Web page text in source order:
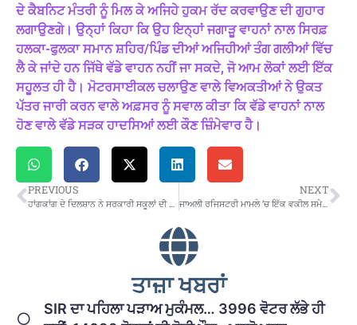
ਦੇ ਕੈਬਨਿਟ ਮੰਤਰੀ ਨੂੰ ਮਿਲ ਕੇ ਅਜਿਹੇ ਹੁਕਮ ਰੱਦ ਕਰਵਾਉਣ ਦੀ ਗੁਹਾਰ
ਲਗਾਉਣਗੇ। ਉਨ੍ਹਾਂ ਕਿਹਾ ਕਿ ਉਹ ਇਨ੍ਹਾਂਜਗਾੜੂ ਵਾਹਨਾਂ ਨਾਲ ਸਿਰਫ਼
ਹਲਕਾ-ਫੁਲਕਾ ਸਮਾਨ ਸ਼ਹਿਰ/ਪਿੰਡ ਦੀਆਂ ਅਜਿਹੀਆਂ ਤੰਗ ਗਲੀਆਂ ਵਿੱਚ
ਲੈ ਕੇ ਜਾਂਦੇ ਹਨ ਜਿੱਥੇ ਵੱਡੇ ਵਾਹਨ ਨਹੀਂ ਜਾ ਸਕਦੇ, ਜੋ ਆਮ ਲੋਕਾਂ ਲਈ ਇੱਕ
ਸਹੂਲਤ ਹੀ ਹੈ। ਮੋਟਰਸਾਈਕਲ ਚਲਾਉਣ ਵਾਲੇ ਵਿਅਕਤੀਆਂ ਨੇ ਉਕਤ
ਪੱਤਰ ਜਾਰੀ ਕਰਨ ਵਾਲੇ ਅਫ਼ਸਰ ਨੂੰ ਸਵਾਲ ਕੀਤਾ ਕਿ ਵੱਡੇ ਵਾਹਨਾਂ ਨਾਲ
ਹੋਣ ਵਾਲੇ ਵੱਡੇ ਸੜਕ ਹਾਦਸਿਆਂ ਲਈ ਕੌਣ ਜ਼ਿੰਮੇਵਾਰ ਹੈ।
PREVIOUS
ਹਾਂਗਕਾਂਗ ਦੇ ਦਿਲਸ਼ਾਨ ਨੇ ਸਰਕਾਰੀ ਸਕੂਲਾਂ ਦੀ ਬਦਲੀ ਨੁਹਾਰ ’ਤੇ ਲਗਾਈ ਮੋਹਰ
NEXT
ਜਾਅਲੀ ਰਜਿਸਟਰੀ ਮਾਮਲੇ ’ਚ ਇੱਕ ਵਕੀਲ ਸਮੇਤ 8 ਜਣਿਆਂ ’ਤੇ ਮੁਕੱਦਮਾ ਦਰਜ
ਤਾਜ਼ਾ ਖਬਰਾਂ
SIR ਦਾ ਪਹਿਲਾ ਪੜਾਅ ਮੁਕੰਮਲ… 3996 ਵੋਟਰ ਲੱਭੇ ਹੀ